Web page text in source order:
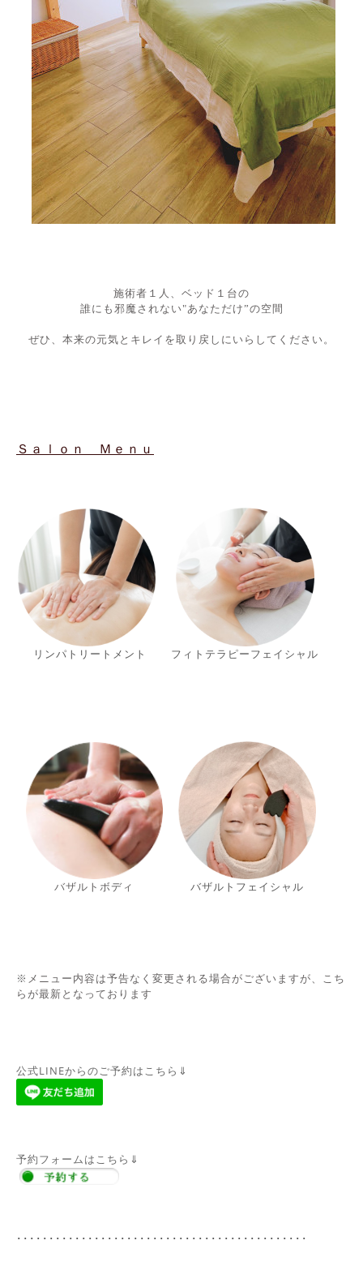
施術者１人、ベッド１台の
誰にも邪魔されない"あなただけ”の空間
ぜひ、本来の元気とキレイを取り戻しにいらしてください。
Ｓａｌｏｎ Ｍｅｎｕ
リンパトリートメント フィトテラピーフェイシャル
バザルトボディ バザルトフェイシャル
※ メニュー内容は予告なく変更される場合がございますが、こち
らが最新となっております
公式LINEからのご予約はこちら⇓
予約フォームはこちら⇓
･････････････････････････････････････････････